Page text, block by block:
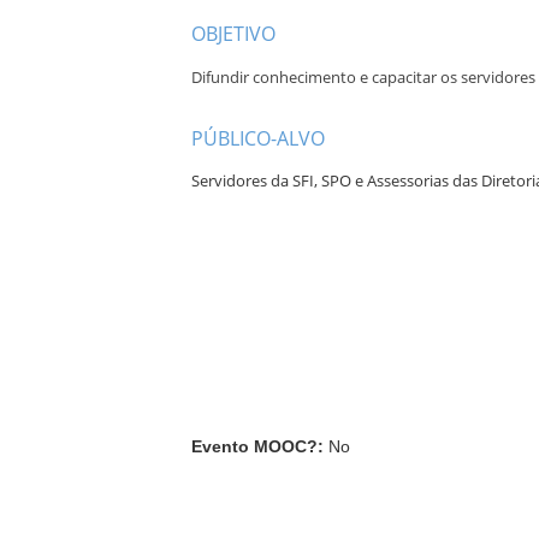
OBJETIVO
Difundir conhecimento e capacitar os
PÚBLICO-ALVO
Servidores da SFI, SPO e Assessorias das
Evento MOOC?: No